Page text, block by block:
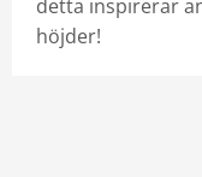
detta inspirerar
höjder!